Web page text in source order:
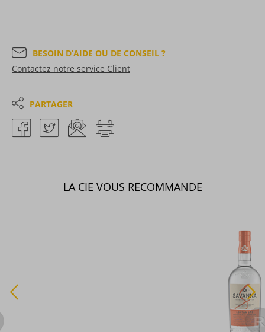
BESOIN D’AIDE OU DE CONSEIL ?
Contactez notre service Client
PARTAGER
LA CIE VOUS RECOMMANDE